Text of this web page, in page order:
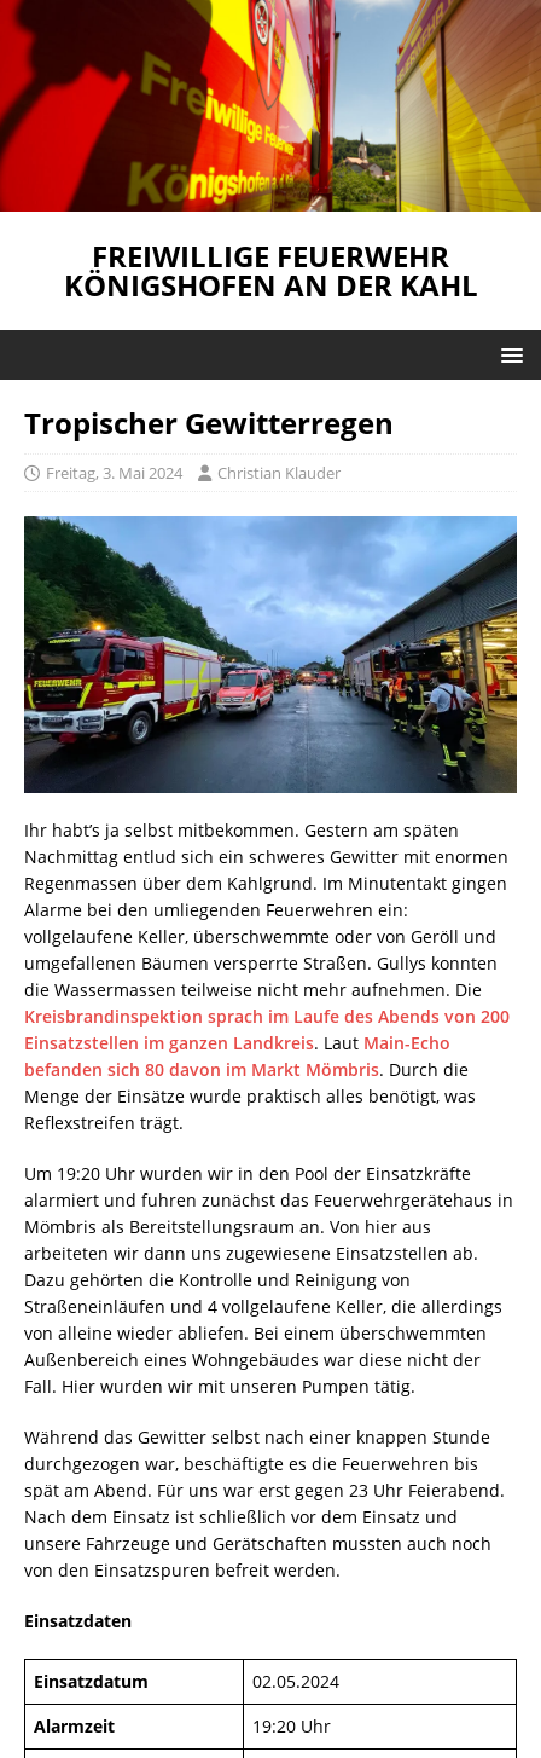
FREIWILLIGE FEUERWEHR
KÖNIGSHOFEN AN DER KAHL
Tropischer Gewitterregen
Freitag, 3. Mai 2024 Christian Klauder
Ihr habt’s ja selbst mitbekommen. Gestern am späten
Nachmittag entlud sich ein schweres Gewitter mit enormen
Regenmassen über dem Kahlgrund. Im Minutentakt gingen
Alarme bei den umliegenden Feuerwehren ein:
vollgelaufene Keller, überschwemmte oder von Geröll und
umgefallenen Bäumen versperrte Straßen. Gullys konnten
die Wassermassen teilweise nicht mehr aufnehmen. Die
Kreisbrandinspektion sprach im Laufe des Abends von 200
Einsatzstellen im ganzen Landkreis. Laut Main-Echo
befanden sich 80 davon im Markt Mömbris. Durch die
Menge der Einsätze wurde praktisch alles benötigt, was
Reflexstreifen trägt.
Um 19:20 Uhr wurden wir in den Pool der Einsatzkräfte
alarmiert und fuhren zunächst das Feuerwehrgerätehaus in
Mömbris als Bereitstellungsraum an. Von hier aus
arbeiteten wir dann uns zugewiesene Einsatzstellen ab.
Dazu gehörten die Kontrolle und Reinigung von
Straßeneinläufen und 4 vollgelaufene Keller, die allerdings
von alleine wieder abliefen. Bei einem überschwemmten
Außenbereich eines Wohngebäudes war diese nicht der
Fall. Hier wurden wir mit unseren Pumpen tätig.
Während das Gewitter selbst nach einer knappen Stunde
durchgezogen war, beschäftigte es die Feuerwehren bis
spät am Abend. Für uns war erst gegen 23 Uhr Feierabend.
Nach dem Einsatz ist schließlich vor dem Einsatz und
unsere Fahrzeuge und Gerätschaften mussten auch noch
von den Einsatzspuren befreit werden.
Einsatzdaten
Einsatzdatum
02.05.2024
Alarmzeit
19:20 Uhr